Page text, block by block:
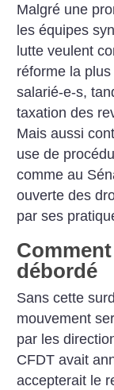
Malgré une
les équipes
lutte veulent
réforme la
salarié-e-s,
taxation des
Mais aussi
use de
comme au
ouverte des
par ses
débordé
Sans cette
mouvement
par les
CFDT avait
accepterait le